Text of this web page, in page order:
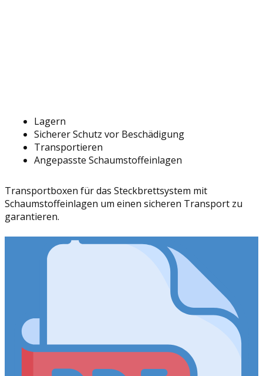
Lagern
Sicherer Schutz vor Beschädigung
Transportieren
Angepasste Schaumstoffeinlagen
Transportboxen für das Steckbrettsystem mit
Schaumstoffeinlagen um einen sicheren Transport zu
garantieren.